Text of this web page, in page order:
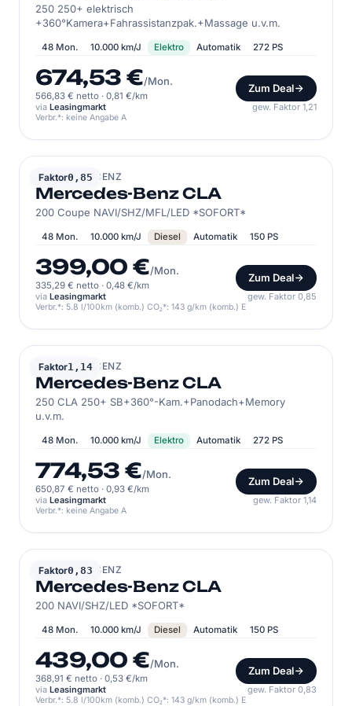
250 250+ elektrisch
+360°Kamera+Fahrassistanzpak.+Massage u.v.m.
48 Mon. 10.000 km/J Elektro Automatik 272 PS
674,53 €/Mon.
566,83 € netto · 0,81 €/km
Zum Deal
via Leasingmarkt gew. Faktor 1,21
Verbr.*: keine Angabe A
Faktor0,85
MERCEDES-BENZ
Mercedes-Benz CLA
200 Coupe NAVI/SHZ/MFL/LED *SOFORT*
48 Mon. 10.000 km/J Diesel Automatik 150 PS
399,00 €/Mon.
335,29 € netto · 0,48 €/km
Zum Deal
via Leasingmarkt gew. Faktor 0,85
Verbr.*: 5.8 l/100km (komb.) CO₂*: 143 g/km (komb.) E
Faktor1,14
MERCEDES-BENZ
Mercedes-Benz CLA
250 CLA 250+ SB+360°-Kam.+Panodach+Memory
u.v.m.
48 Mon. 10.000 km/J Elektro Automatik 272 PS
774,53 €/Mon.
650,87 € netto · 0,93 €/km
Zum Deal
via Leasingmarkt gew. Faktor 1,14
Verbr.*: keine Angabe A
Faktor0,83
MERCEDES-BENZ
Mercedes-Benz CLA
200 NAVI/SHZ/LED *SOFORT*
48 Mon. 10.000 km/J Diesel Automatik 150 PS
439,00 €/Mon.
368,91 € netto · 0,53 €/km
Zum Deal
via Leasingmarkt gew. Faktor 0,83
Verbr.*: 5.8 l/100km (komb.) CO₂*: 143 g/km (komb.) E